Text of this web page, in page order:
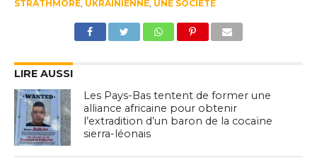
STRATHMORE, UKRAINIENNE, UNE SOCIÉTÉ
LIRE AUSSI
Les Pays-Bas tentent de former une
alliance africaine pour obtenir
l’extradition d’un baron de la cocaïne
sierra-léonais